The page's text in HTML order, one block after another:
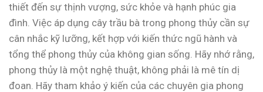
thiết đến sự thịnh vượng, sức khỏe và hạnh phúc gia
đình. Việc áp dụng cây trầu bà trong phong thủy cần sự
cân nhắc kỹ lưỡng, kết hợp với kiến thức ngũ hành và
tổng thể phong thủy của không gian sống. Hãy nhớ rằng,
phong thủy là một nghệ thuật, không phải là mê tín dị
đoan. Hãy tham khảo ý kiến của các chuyên gia phong